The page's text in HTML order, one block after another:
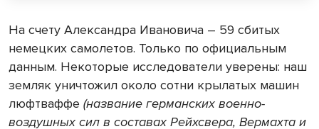
На счету Александра Ивановича – 59 сбитых
немецких самолетов. Только по официальным
данным. Некоторые исследователи уверены: наш
земляк уничтожил около сотни крылатых машин
люфтваффе (название германских военно-
воздушных сил в составах Рейхсвера, Вермахта и